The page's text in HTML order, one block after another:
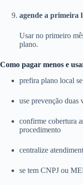
agende a primeira
Usar no primeiro
plano.
Como pagar menos e
prefira plano local
use prevenção duas
confirme cobertura
procedimento
centralize
se tem CNPJ ou